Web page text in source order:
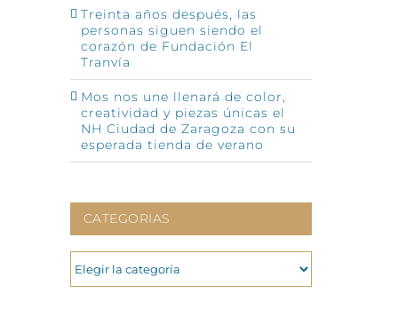
Treinta años después, las
personas siguen siendo el
corazón de Fundación El
Tranvía
Mos nos une llenará de color,
creatividad y piezas únicas el
NH Ciudad de Zaragoza con su
esperada tienda de verano
CATEGORIAS
CATEGORIAS